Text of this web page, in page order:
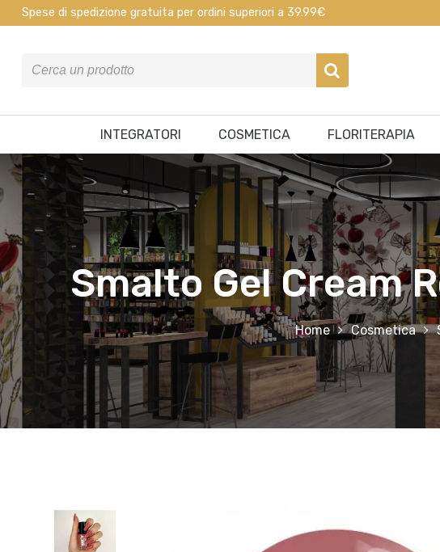
Spese di spedizione gratuita per ordini superiori a 39.99€
INTEGRATORI COSMETICA FLORITERAPIA
Smalto Gel Cream
Home Cosmetica